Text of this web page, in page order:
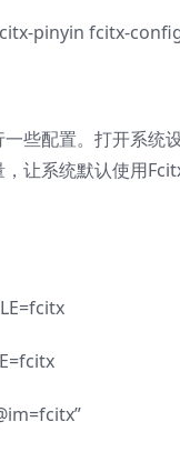
pinyin fcitx-
些配置。打开系统
让系统默认使用